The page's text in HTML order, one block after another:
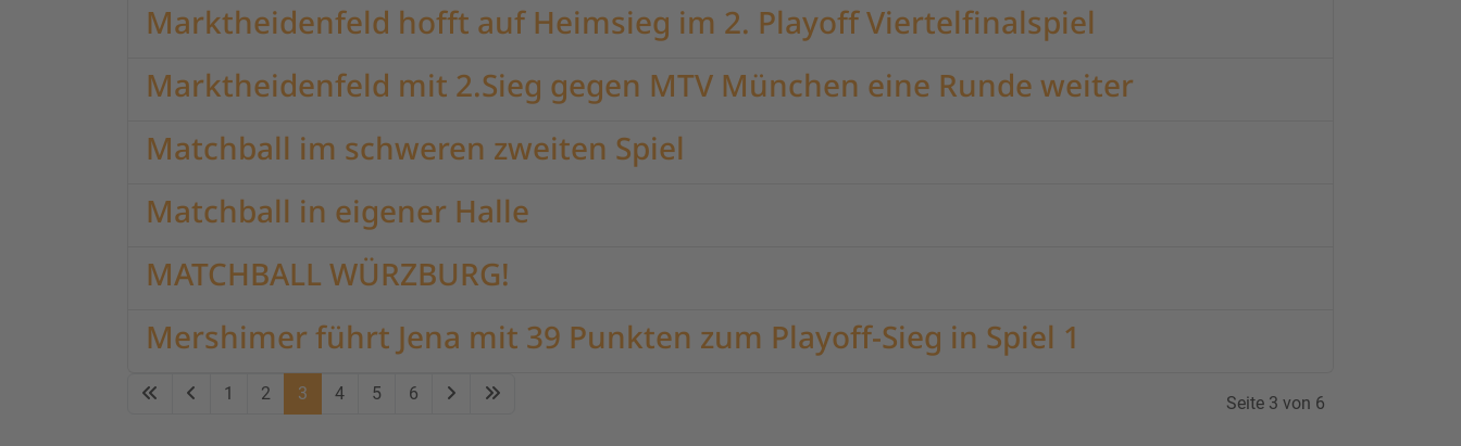
Marktheidenfeld hofft auf Heimsieg im 2. Playoff Viertelfinalspiel
Marktheidenfeld mit 2.Sieg gegen MTV München eine Runde weiter
Matchball im schweren zweiten Spiel
Matchball in eigener Halle
MATCHBALL WÜRZBURG!
Mershimer führt Jena mit 39 Punkten zum Playoff-Sieg in Spiel 1
Seite 3 von 6
1 2 3 4 5 6